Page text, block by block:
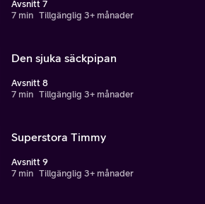
Avsnitt 7
7 min Tillgänglig 3+ månader
Den sjuka säckpipan
Avsnitt 8
7 min Tillgänglig 3+ månader
Superstora Timmy
Avsnitt 9
7 min Tillgänglig 3+ månader